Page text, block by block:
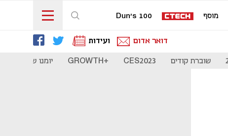
מוסף Dun's 100
דואר אדום ועידות
שוברת קודים CES2023
+GROWTH יומנו של